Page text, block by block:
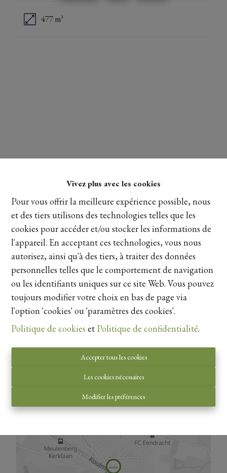
Vivez plus avec les cookies
Pour vous offrir la meilleure expérience possible, nous
et des tiers utilisons des technologies telles que les
cookies pour accéder et/ou stocker les informations de
l'appareil. En acceptant ces technologies, vous nous
autorisez, ainsi qu'à des tiers, à traiter des données
personnelles telles que le comportement de navigation
ou les identifiants uniques sur ce site Web. Vous pouvez
toujours modifier votre choix en bas de page via
l'option 'cookies' ou 'paramètres des cookies'.
Politique de cookies et Politique de confidentialité.
Accepter tous les cookies
Les cookies nécessaires
Modifier les préférences
477 m²
Lire plus
Partager
Vue de la carte